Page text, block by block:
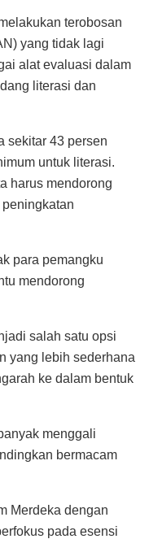
terobosan
yang tidak lagi
alat evaluasi dalam
literasi dan
sekitar 43 persen
untuk literasi.
harus mendorong
para pemangku
mendorong
salah satu opsi
yang lebih sederhana
ke dalam bentuk
menggali
bermacam
Merdeka dengan
pada esensi